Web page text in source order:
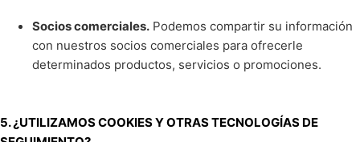
Socios comerciales. Podemos compartir su información
con nuestros socios comerciales para ofrecerle
determinados productos, servicios o promociones.
5. ¿UTILIZAMOS COOKIES Y OTRAS TECNOLOGÍAS DE